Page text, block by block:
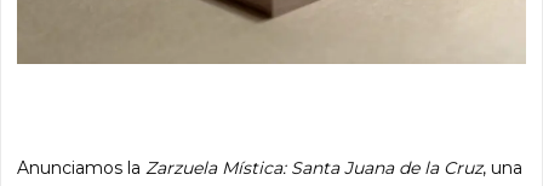
Anunciamos laZarzuela Mística: Santa Juana de la Cruz, una